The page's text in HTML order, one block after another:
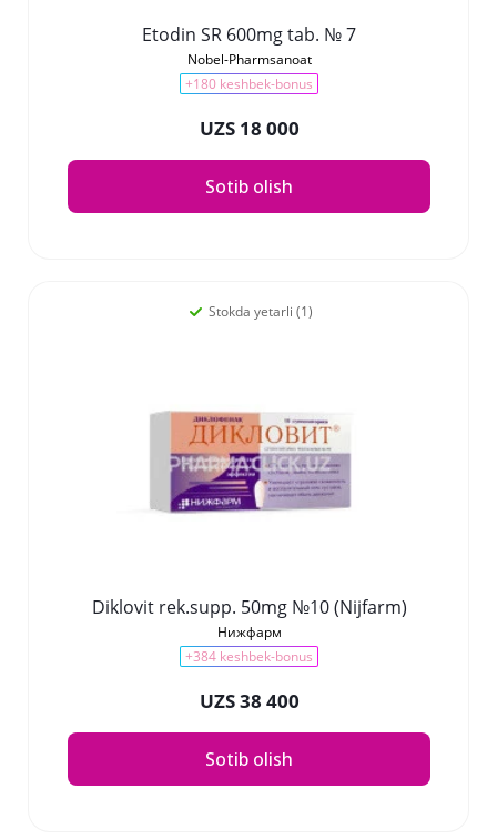
Etodin SR 600mg tab. № 7
Nobel-Pharmsanoat
+180 keshbek-bonus
UZS 18 000
Sotib olish
Stokda yetarli (1)
Diklovit rek.supp. 50mg №10 (Nijfarm)
Нижфарм
+384 keshbek-bonus
UZS 38 400
Sotib olish